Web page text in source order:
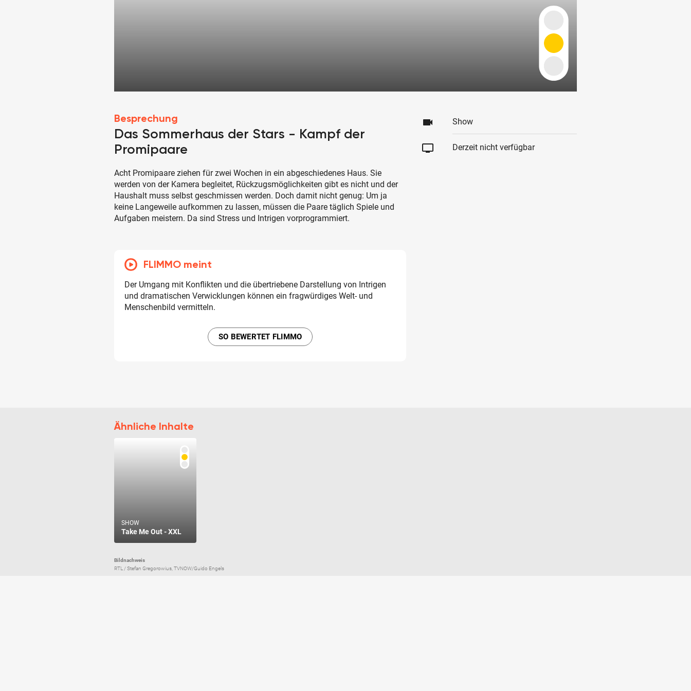
Besprechung
Das Sommerhaus der Stars - Kampf der
Promipaare
Acht Promipaare ziehen für zwei Wochen in ein abgeschiedenes Haus. Sie
werden von der Kamera begleitet, Rückzugsmöglichkeiten gibt es nicht und der
Haushalt muss selbst geschmissen werden. Doch damit nicht genug: Um ja
keine Langeweile aufkommen zu lassen, müssen die Paare täglich Spiele und
Aufgaben meistern. Da sind Stress und Intrigen vorprogrammiert.
FLIMMO meint
Der Umgang mit Konflikten und die übertriebene Darstellung von Intrigen
und dramatischen Verwicklungen können ein fragwürdiges Welt- und
Menschenbild vermitteln.
SO BEWERTET FLIMMO
videocam Show
tv Derzeit nicht verfügbar
Ähnliche Inhalte
SHOW
Take Me Out - XXL
Bildnachweis
RTL / Stefan Gregorowius, TVNOW/Guido Engels